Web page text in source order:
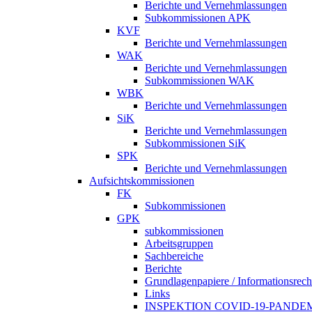
Berichte und Vernehmlassungen
Subkommissionen APK
KVF
Berichte und Vernehmlassungen
WAK
Berichte und Vernehmlassungen
Subkommissionen WAK
WBK
Berichte und Vernehmlassungen
SiK
Berichte und Vernehmlassungen
Subkommissionen SiK
SPK
Berichte und Vernehmlassungen
Aufsichtskommissionen
FK
Subkommissionen
GPK
subkommissionen
Arbeitsgruppen
Sachbereiche
Berichte
Grundlagenpapiere /
Links
INSPEKTION COVID-19-